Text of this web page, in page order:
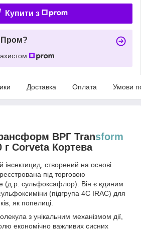
Купити з
Пром?
Доставка Оплата Умови
ВРГ Transform
г Сorveta Кортева
інсектицид, створений на основі
під торговою
(д.р. сульфоксафлор). Він є єдиним
(підгрупа 4С IRAC) для
як попелиці.
з унікальним механізмом дії,
економічно важливих сисних